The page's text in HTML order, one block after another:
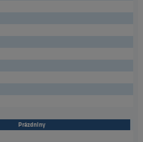
Prázdniny